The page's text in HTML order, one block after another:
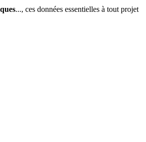
..., ces données essentielles à tout projet